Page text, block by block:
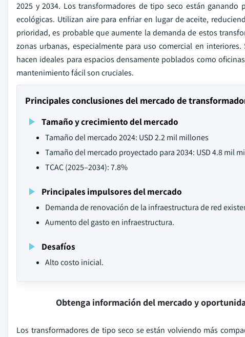
2025 y 2034. Los transformadores de tipo seco están
ecológicas. Utilizan aire para enfriar en lugar de aceite,
prioridad, es probable que aumente la demanda de estos
zonas urbanas, especialmente para uso comercial en
hacen ideales para espacios densamente poblados como
mantenimiento fácil son cruciales.
Principales conclusiones del mercado de
Tamaño y crecimiento del mercado
Tamaño del mercado 2024: USD 2.2 mil millones
Tamaño del mercado proyectado para 2034: USD 4.8 mil
TCAC (2025–2034): 7.8%
Principales impulsores del mercado
Demanda de renovación de la infraestructura de red
Aumento del gasto en infraestructura.
Desafíos
Alto costo inicial.
Obtenga información del mercado y
Los transformadores de tipo seco se están volviendo más